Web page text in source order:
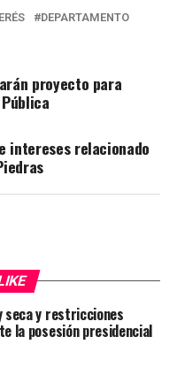
DEPARTAMENTO
proyecto para
intereses relacionado
seca y restricciones
la posesión presidencial